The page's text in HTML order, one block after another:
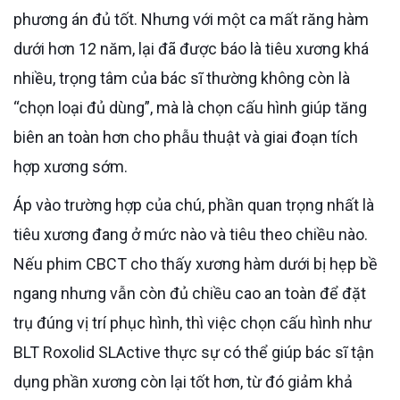
phương án đủ tốt. Nhưng với một ca mất răng hàm
dưới hơn 12 năm, lại đã được báo là tiêu xương khá
nhiều, trọng tâm của bác sĩ thường không còn là
“chọn loại đủ dùng”, mà là chọn cấu hình giúp tăng
biên an toàn hơn cho phẫu thuật và giai đoạn tích
hợp xương sớm.
Áp vào trường hợp của chú, phần quan trọng nhất là
tiêu xương đang ở mức nào và tiêu theo chiều nào.
Nếu phim CBCT cho thấy xương hàm dưới bị hẹp bề
ngang nhưng vẫn còn đủ chiều cao an toàn để đặt
trụ đúng vị trí phục hình, thì việc chọn cấu hình như
BLT Roxolid SLActive thực sự có thể giúp bác sĩ tận
dụng phần xương còn lại tốt hơn, từ đó giảm khả